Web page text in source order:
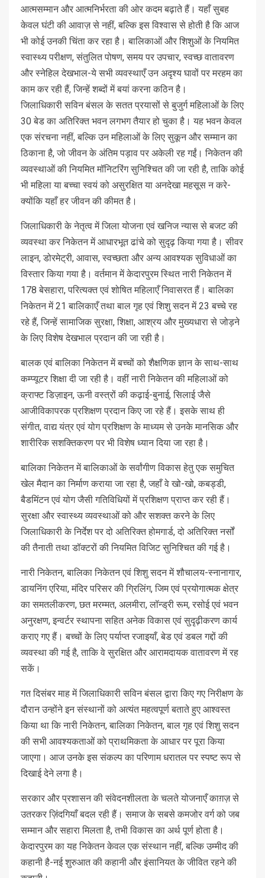
आत्मसम्मान और आत्मनिर्भरता की ओर कदम बढ़ाते हैं। यहाँ सुबह
केवल घंटी की आवाज़ से नहीं, बल्कि इस विश्वास से होती है कि आज
भी कोई उनकी चिंता कर रहा है। बालिकाओं और शिशुओं के नियमित
स्वास्थ्य परीक्षण, संतुलित पोषण, समय पर उपचार, स्वच्छ वातावरण
और स्नेहिल देखभाल-ये सभी व्यवस्थाएँ उन अदृश्य घावों पर मरहम का
काम कर रही हैं, जिन्हें शब्दों में बयां करना कठिन है।
जिलाधिकारी सविन बंसल के सतत प्रयासों से बुजुर्ग महिलाओं के लिए
30 बेड का अतिरिक्त भवन लगभग तैयार हो चुका है। यह भवन केवल
एक संरचना नहीं, बल्कि उन महिलाओं के लिए सुकून और सम्मान का
ठिकाना है, जो जीवन के अंतिम पड़ाव पर अकेली रह गईं। निकेतन की
व्यवस्थाओं की नियमित मॉनिटरिंग सुनिश्चित की जा रही है, ताकि कोई
भी महिला या बच्चा स्वयं को असुरक्षित या अनदेखा महसूस न करे-
क्योंकि यहाँ हर जीवन की कीमत है।
जिलाधिकारी के नेतृत्व में जिला योजना एवं खनिज न्यास से बजट की
व्यवस्था कर निकेतन में आधारभूत ढांचे को सुदृढ़ किया गया है। सीवर
लाइन, डोरमेट्री, आवास, स्वच्छता और अन्य आवश्यक सुविधाओं का
विस्तार किया गया है। वर्तमान में केदारपुरम स्थित नारी निकेतन में
178 बेसहारा, परित्यक्त एवं शोषित महिलाएँ निवासरत हैं। बालिका
निकेतन में 21 बालिकाएँ तथा बाल गृह एवं शिशु सदन में 23 बच्चे रह
रहे हैं, जिन्हें सामाजिक सुरक्षा, शिक्षा, आश्रय और मुख्यधारा से जोड़ने
के लिए विशेष देखभाल प्रदान की जा रही है।
बालक एवं बालिका निकेतन में बच्चों को शैक्षणिक ज्ञान के साथ-साथ
कम्प्यूटर शिक्षा दी जा रही है। वहीं नारी निकेतन की महिलाओं को
क्राफ्ट डिज़ाइन, ऊनी वस्त्रों की कढ़ाई-बुनाई, सिलाई जैसे
आजीविकापरक प्रशिक्षण प्रदान किए जा रहे हैं। इसके साथ ही
संगीत, वाद्य यंत्र एवं योग प्रशिक्षण के माध्यम से उनके मानसिक और
शारीरिक सशक्तिकरण पर भी विशेष ध्यान दिया जा रहा है।
बालिका निकेतन में बालिकाओं के सर्वांगीण विकास हेतु एक समुचित
खेल मैदान का निर्माण कराया जा रहा है, जहाँ वे खो-खो, कबड्डी,
बैडमिंटन एवं योग जैसी गतिविधियों में प्रशिक्षण प्राप्त कर रही हैं।
सुरक्षा और स्वास्थ्य व्यवस्थाओं को और सशक्त करने के लिए
जिलाधिकारी के निर्देश पर दो अतिरिक्त होमगार्ड, दो अतिरिक्त नर्सों
की तैनाती तथा डॉक्टरों की नियमित विजिट सुनिश्चित की गई है।
नारी निकेतन, बालिका निकेतन एवं शिशु सदन में शौचालय-स्नानागार,
डायनिंग एरिया, मंदिर परिसर की ग्रिलिंग, जिम एवं प्रयोगात्मक क्षेत्र
का समतलीकरण, छत मरम्मत, अलमीरा, लॉन्ड्री रूम, रसोई एवं भवन
अनुरक्षण, इन्वर्टर स्थापना सहित अनेक विकास एवं सुदृढ़ीकरण कार्य
कराए गए हैं। बच्चों के लिए पर्याप्त रजाइयाँ, बेड एवं डबल गद्दों की
व्यवस्था की गई है, ताकि वे सुरक्षित और आरामदायक वातावरण में रह
सकें।
गत दिसंबर माह में जिलाधिकारी सविन बंसल द्वारा किए गए निरीक्षण के
दौरान उन्होंने इन संस्थानों को अत्यंत महत्वपूर्ण बताते हुए आश्वस्त
किया था कि नारी निकेतन, बालिका निकेतन, बाल गृह एवं शिशु सदन
की सभी आवश्यकताओं को प्राथमिकता के आधार पर पूरा किया
जाएगा। आज उनके इस संकल्प का परिणाम धरातल पर स्पष्ट रूप से
दिखाई देने लगा है।
सरकार और प्रशासन की संवेदनशीलता के चलते योजनाएँ काग़ज़ से
उतरकर ज़िंदगियाँ बदल रही हैं। समाज के सबसे कमजोर वर्ग को जब
सम्मान और सहारा मिलता है, तभी विकास का अर्थ पूर्ण होता है।
केदारपुरम का यह निकेतन केवल एक संस्थान नहीं, बल्कि उम्मीद की
कहानी है-नई शुरुआत की कहानी और इंसानियत के जीवित रहने की